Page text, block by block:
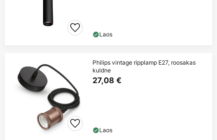
Laos
Philips vintage ripplamp E27, roosakas
kuldne
27,08 €
Laos